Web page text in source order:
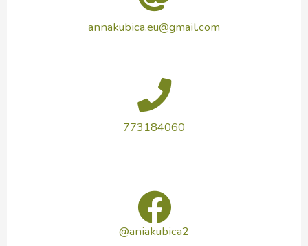
annakubica.eu@gmail.com
773184060
@aniakubica2